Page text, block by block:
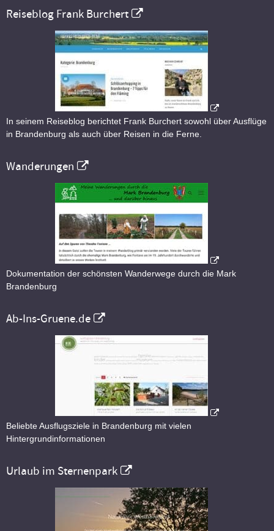
Reiseblog Frank Burchert
In seinem Reiseblog berichtet Frank Burchert sowohl über Ausflüge
in Brandenburg als auch über Reisen in die Ferne.
Wanderungen
Dokumentation der schönsten Wanderwege durch die Mark
Brandenburg
Ab-Ins-Gruene.de
Beliebte Ausflugsziele in Brandenburg mit vielen
Hintergrundinformationen
Urlaub im Sternenpark